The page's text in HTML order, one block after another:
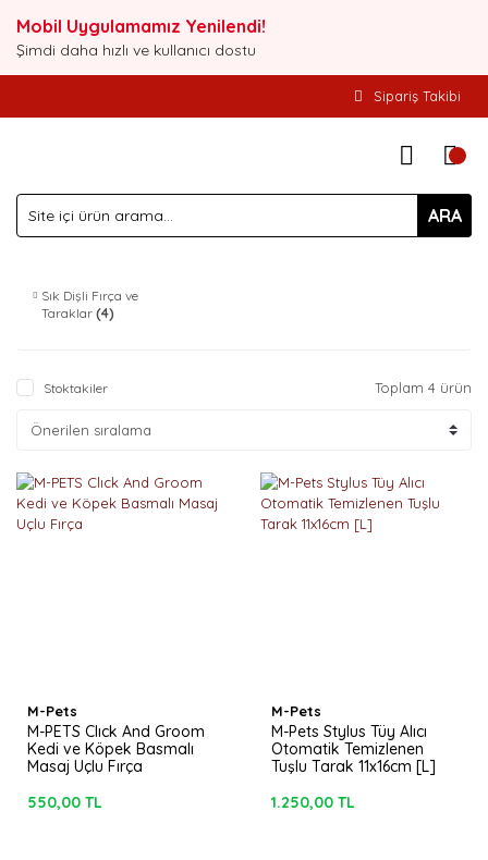
Mobil Uygulamamız Yenilendi!
Şimdi daha hızlı ve kullanıcı dostu
Sipariş Takibi
ARA
Sık Dişli Fırça ve
Taraklar (4)
Stoktakiler Toplam 4 ürün
M-Pets
M-PETS Clıck And Groom
Kedi ve Köpek Basmalı
Masaj Uçlu Fırça
550,00 TL
M-Pets
M-Pets Stylus Tüy Alıcı
Otomatik Temizlenen
Tuşlu Tarak 11x16cm [L]
1.250,00 TL